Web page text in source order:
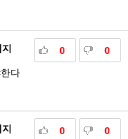
0 0
다
0 0